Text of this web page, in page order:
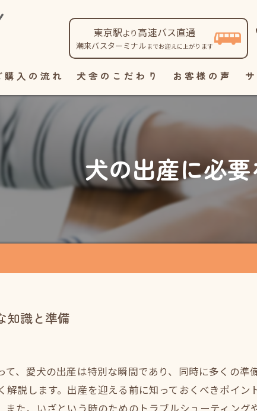
東京駅より高速バス直通
潮来バスターミナル までお迎えに上がります
購入の流れ 犬舎のこだわり お客様の声
犬の出産に必
知識と準備
て、愛犬の出産は特別な瞬間であり、同時に多くの
解説します。出産を迎える前に知っておくべきポイ
また、いざという時のためのトラブルシューティン